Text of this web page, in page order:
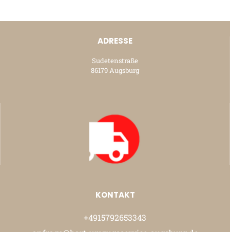
ADRESSE
Sudetenstraße
86179 Augsburg
KONTAKT
+4915792653343